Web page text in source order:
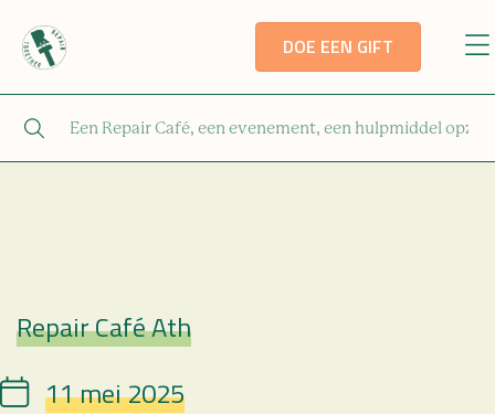
DOE EEN GIFT
Repair Café
Repair Café Ath
Date 11 mei 2025